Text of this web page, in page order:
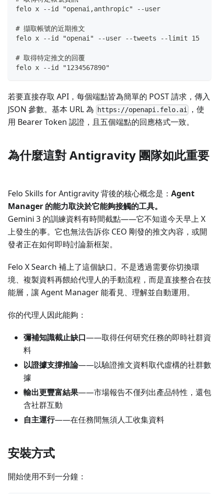
felo x --id "openai,anthropic" --user
# 擷取帳號的近期推文
felo x --id "openai" --user --tweets --limit 15
# 取得特定推文的回覆
felo x --id "1234567890"
若要直接存取 API，每個端點皆為簡單的 POST 請求，傳入
JSON 參數。基本 URL 為
https://openapi.felo.ai
，使
用 Bearer Token 認證，且五個端點的回應格式一致。
為什麼這對 Antigravity 團隊如此重要
Felo Skills for Antigravity 背後的核心概念是： Agent
Manager 的能力取決於它能夠接觸的工具。
Gemini 3 的訓練資料有時間截點——它不知道今天早上 X
上發生的事。它也無法告訴你 CEO 剛發的推文內容，或開
發者正在如何即時討論新框架。
Felo X Search 補上了這個缺口。不是透過需要你切換環
境、複製資料再餵給代理人的手動流程，而是直接整合在技
能層，讓 Agent Manager 能看見、理解並自動運用。
你的代理人因此能夠：
彌補知識截止缺口——取得任何研究任務的即時社群資
料
以證據支撐推論——以驗證推文資料取代虛構的社群數
據
輸出更豐富結果——市場報告不僅列出產品特性，還包
含社群互動
自主運行——在任務間無須人工收集資料
安裝方式
開始使用不到一分鐘：